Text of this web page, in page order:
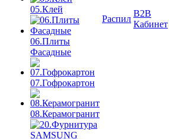
05.Клей
06.Плиты
Фасадные
07.Гофрокартон
08.Керамогранит
Распил
B2B
Кабинет